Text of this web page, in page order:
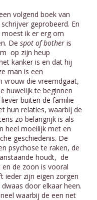
volgend boek van
geprobeerd. En
moest ik er erg om
De spot of bother is
op zijn heup
kanker is en dat hij
man is een
vrouw die vreemdgaat,
huwelijk te beginnen
buiten de familie
hun relaties, waarbij de
zo belangrijk is als
heel moeilijk met en
geschiedenis. De
psychose te raken, de
houdt, de
de zoon is vooral
ieder zijn eigen zorgen
door elkaar heen.
waarbij de een net